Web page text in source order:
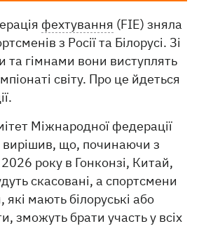
фехтування (FIE) зняла
з Росії та Білорусі. Зі
та гімнами вони виступлять
світу. Про це йдеться
Міжнародної федерації
що, починаючи з
року в Гонконзі, Китай,
скасовані, а спортсмени
які мають білоруські або
зможуть брати участь у всіх